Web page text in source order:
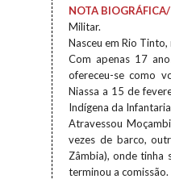
NOTA
Militar.
Nasceu em Rio
Com apenas 17
ofereceu-se como
Niassa a 15 de
Indígena da
Atravessou
vezes de barco,
Zâmbia), onde tinha
terminou a comissão.